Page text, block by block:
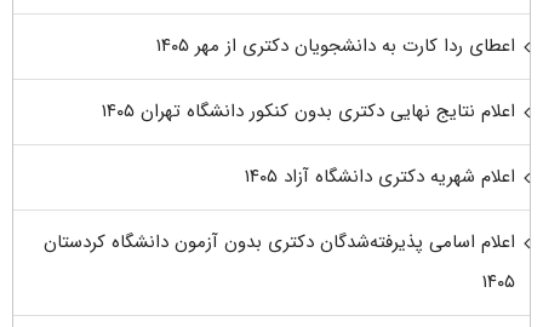
اعطای ردا کارت به دانشجویان دکتری از مهر ۱۴۰۵
اعلام نتایج نهایی دکتری بدون کنکور دانشگاه تهران ۱۴۰۵
اعلام شهریه دکتری دانشگاه آزاد ۱۴۰۵
اعلام اسامی پذیرفته‌شدگان دکتری بدون آزمون دانشگاه کردستان
۱۴۰۵